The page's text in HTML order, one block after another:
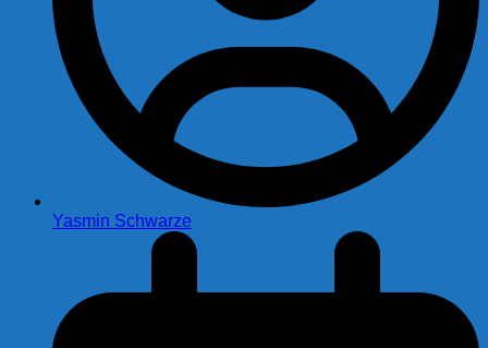
Yasmin Schwarze